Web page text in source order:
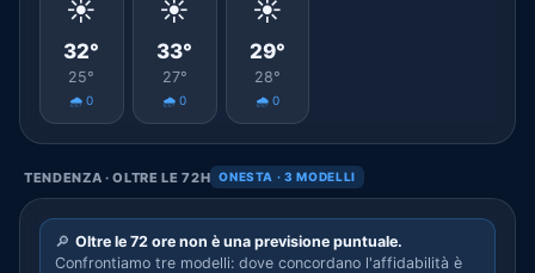
☀️
32°
25°
🌧️ 0
☀️
33°
27°
🌧️ 0
☀️
29°
28°
🌧️ 0
TENDENZA · OLTRE LE 72H ONESTA · 3 MODELLI
🔎 Oltre le 72 ore non è una previsione puntuale.
Confrontiamo tre modelli: dove concordano l'affidabilità è